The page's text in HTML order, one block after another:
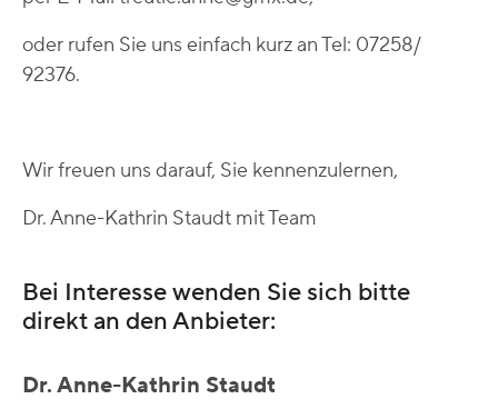
oder rufen Sie uns einfach kurz an Tel: 07258/
92376.
Wir freuen uns darauf, Sie kennenzulernen,
Dr. Anne-Kathrin Staudt mit Team
Bei Interesse wenden Sie sich bitte
direkt an den Anbieter:
Dr. Anne-Kathrin Staudt